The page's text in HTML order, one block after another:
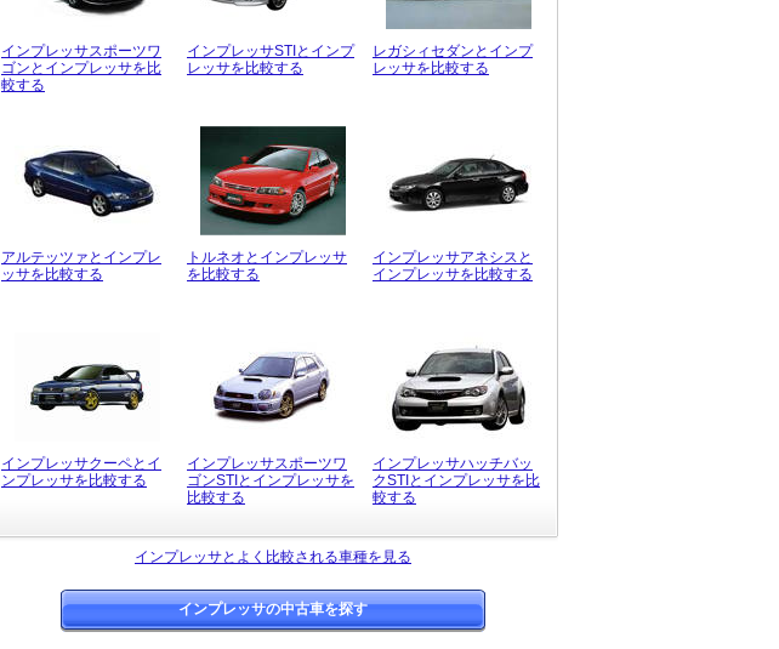
インプレッサスポーツワ
ゴンとインプレッサを比
較する
インプレッサSTIとインプ
レッサを比較する
レガシィセダンとインプ
レッサを比較する
アルテッツァとインプレ
ッサを比較する
トルネオとインプレッサ
を比較する
インプレッサアネシスと
インプレッサを比較する
インプレッサクーペとイ
ンプレッサを比較する
インプレッサスポーツワ
ゴンSTIとインプレッサを
比較する
インプレッサハッチバッ
クSTIとインプレッサを比
較する
インプレッサとよく比較される車種を見る
インプレッサの中古車を探す